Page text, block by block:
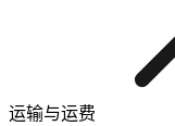
运输与运费